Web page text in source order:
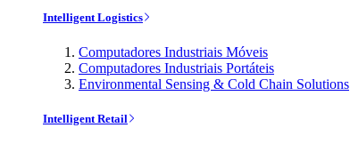
Intelligent Logistics
Computadores Industriais Móveis
Computadores Industriais Portáteis
Environmental Sensing & Cold Chain Solutions
Intelligent Retail